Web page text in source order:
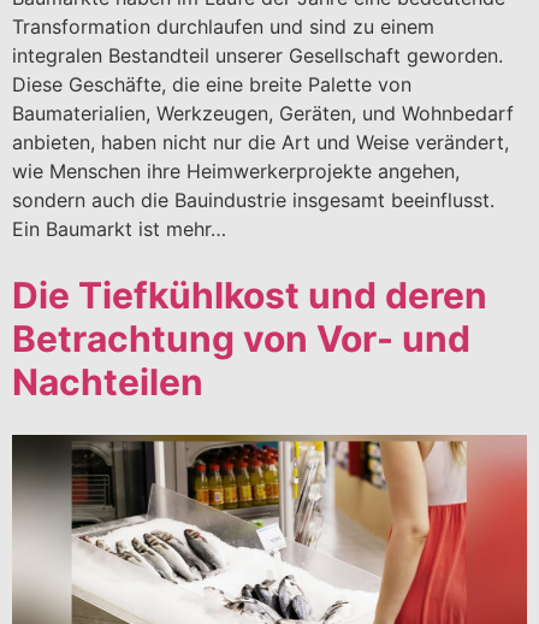
Transformation durchlaufen und sind zu einem
integralen Bestandteil unserer Gesellschaft geworden.
Diese Geschäfte, die eine breite Palette von
Baumaterialien, Werkzeugen, Geräten, und Wohnbedarf
anbieten, haben nicht nur die Art und Weise verändert,
wie Menschen ihre Heimwerkerprojekte angehen,
sondern auch die Bauindustrie insgesamt beeinflusst.
Ein Baumarkt ist mehr…
Die Tiefkühlkost und deren
Betrachtung von Vor- und
Nachteilen